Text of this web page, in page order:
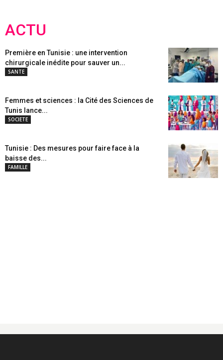
ACTU
Première en Tunisie : une intervention
chirurgicale inédite pour sauver un...
SANTE
Femmes et sciences : la Cité des Sciences de
Tunis lance...
SOCIETE
Tunisie : Des mesures pour faire face à la
baisse des...
FAMILLE